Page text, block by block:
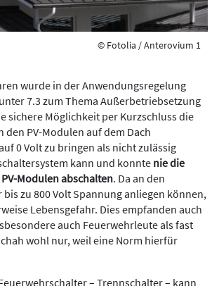
© Fotolia / Anterovium 1
wurde in der Anwendungsregelung
unter 7.3 zum Thema Außerbetriebsetzung
sichere Möglichkeit per Kurzschluss die
den PV-Modulen auf dem Dach
0 Volt zu bringen als nicht zulässig
kann und konnte nie die
Modulen abschalten. Da an den
zu 800 Volt Spannung anliegen können,
Lebensgefahr. Dies empfanden auch
auch Feuerwehrleute als fast
wohl nur, weil eine Norm hierfür
– Trennschalter – kann